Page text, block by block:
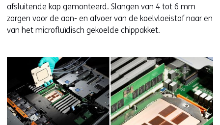
afsluitende kap gemonteerd. Slangen van 4 tot 6 mm
zorgen voor de aan- en afvoer van de koelvloeistof naar en
van het microfluïdisch gekoelde chippakket.